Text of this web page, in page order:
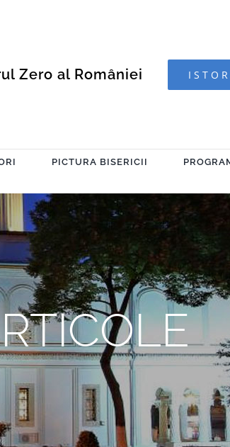
Zero al României
PICTURA BISERICII